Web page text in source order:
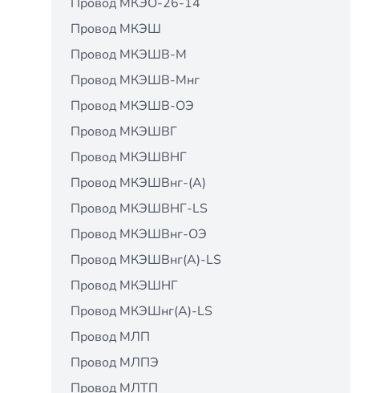
Провод МКЭШ
Провод МКЭШВ-М
Провод МКЭШВ-Мнг
Провод МКЭШВ-ОЭ
Провод МКЭШВГ
Провод МКЭШВНГ
Провод МКЭШВнг-(А)
Провод МКЭШВНГ-LS
Провод МКЭШВнг-ОЭ
Провод МКЭШВнг(А)-LS
Провод МКЭШНГ
Провод МКЭШнг(А)-LS
Провод МЛП
Провод МЛПЭ
Провод МЛТП